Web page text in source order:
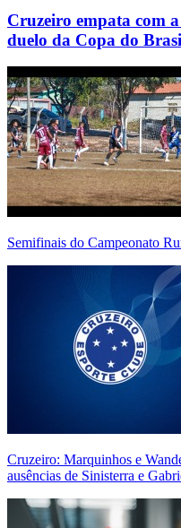
Cruzeiro empata com
duelo da Copa do
Semifinais do Campeonato
Cruzeiro: Marquinhos e
ausências de Sinisterra e